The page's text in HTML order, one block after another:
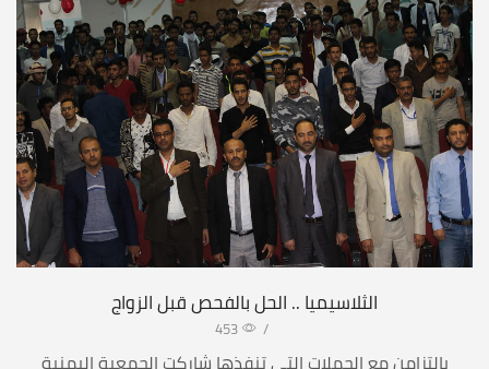
الثلاسيميا .. الحل بالفحص قبل الزواج
/
453
بالتزامن مع الحملات التي تنفذها شاركت الجمعية اليمنية